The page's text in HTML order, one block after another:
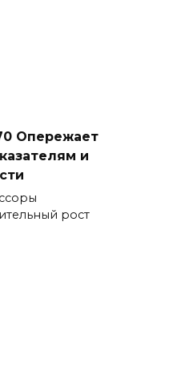
Опережает
и
рост